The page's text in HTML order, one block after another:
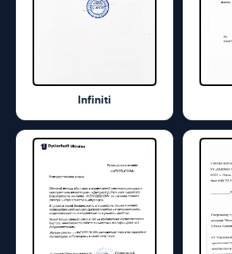
Infiniti